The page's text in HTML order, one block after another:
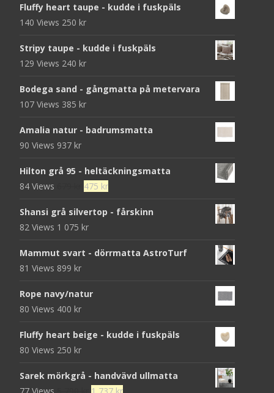
Fluffy heart taupe - kudde i fuskpäls
140 Views 250 kr
Stripy taupe - kudde i fuskpäls
129 Views 240 kr
Bodega sand - gångmatta på metervara
107 Views 385 kr
Amalia natur - badrumsmatta
90 Views 937 kr
Hilton grå 95 - heltäckningsmatta
84 Views
Det
priset
var:
475 krDet
priset
Shansi grå silvertop - fårskinn
82 Views 1 075 kr
Mammut svart - dörrmatta AstroTurf
81 Views 899 kr
Rope navy/natur
80 Views 400 kr
Fluffy heart beige - kudde i fuskpäls
80 Views 250 kr
Sarek mörkgrå - handvävd ullmatta
77 Views
Det
1 737 krDet